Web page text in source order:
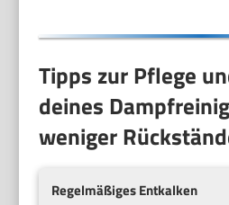
Tipps zur Pflege
deines
weniger
Regelmäßiges Entkalken